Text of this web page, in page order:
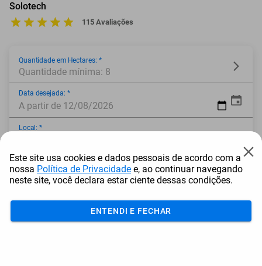
Solotech
115 Avaliações
Quantidade em Hectares: *
Quantidade mínima: 8
Data desejada: *
A partir de 12/08/2026
Local: *
Opções: *
Este site usa cookies e dados pessoais de acordo com a
nossa Política de Privacidade e, ao continuar navegando
neste site, você declara estar ciente dessas condições.
ENTENDI E FECHAR